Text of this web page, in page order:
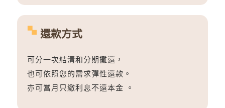
還款方式
可分一次結清和分期攤還，
也可依照您的需求彈性還款。
亦可當月只繳利息不還本金 。